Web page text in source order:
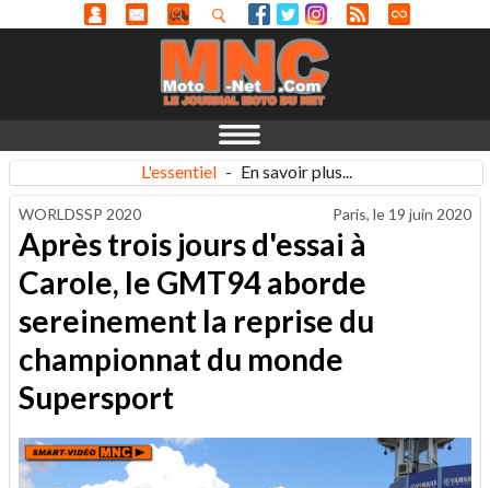
L'essentiel - En savoir plus...
WORLDSSP 2020 Paris, le 19 juin 2020
Après trois jours d'essai à
Carole, le GMT94 aborde
sereinement la reprise du
championnat du monde
Supersport